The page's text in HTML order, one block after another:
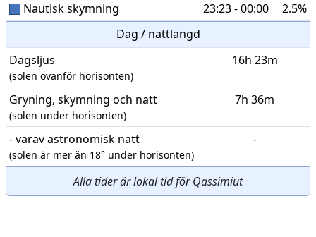
Nautisk skymning
23:23 - 00:00
2.5%
Dag / nattlängd
Dagsljus
(solen ovanför horisonten)
16h 23m
Gryning, skymning och natt
(solen under horisonten)
7h 36m
- varav astronomisk natt
(solen är mer än 18° under horisonten)
-
Alla tider är lokal tid för Qassimiut